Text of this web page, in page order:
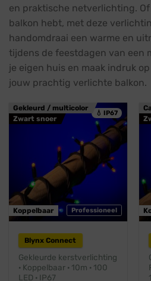
en praktische netverlichting.
balkon hebt, met deze
handomdraai een warme en
tijdens de feestdagen van een
je eigen huis en maak indruk
jouw prachtig verlichte balkon.
💧 IP67
Professioneel
Gekleurd / multicolor
Zwart snoer
Koppelbaar
Blynx Connect
Gekleurde kerstverlichting
· Koppelbaar · 10m · 100
LED · IP67